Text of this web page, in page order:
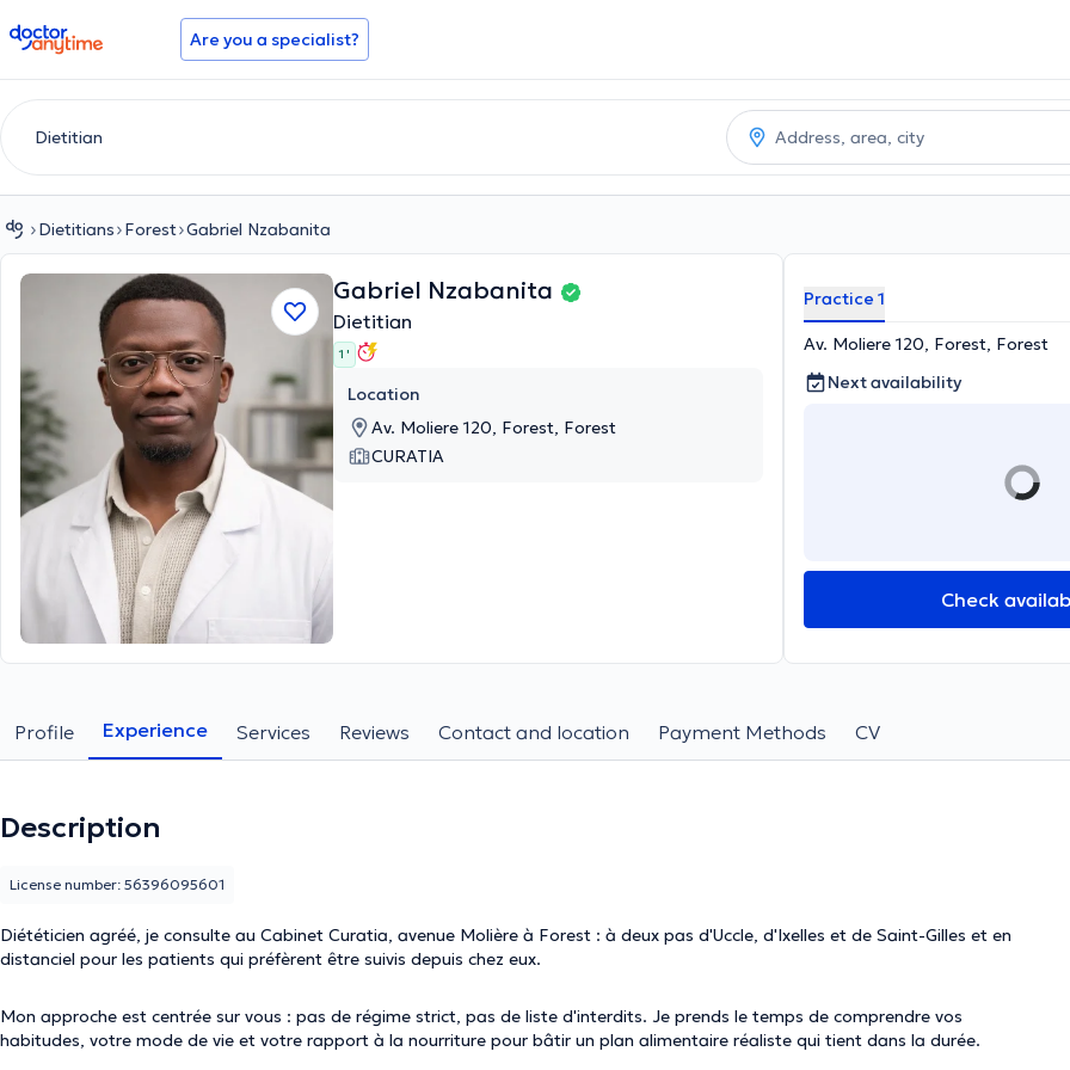
doctoranytime Are you a specialist?
Dietitians Forest Gabriel Nzabanita
Gabriel Nzabanita
Dietitian
1 '
Location
Av. Moliere 120, Forest, Forest
CURATIA
Practice 1
Av. Moliere 120, Forest, Forest
Next availability
Check
Profile Experience Services Reviews Contact and location Payment Methods CV
Description
Diététicien agréé, je consulte au Cabinet Curatia, avenue Molière à Forest : à deux pas d'Uccle, d'Ixelles et de Saint-Gilles et en
distanciel pour les patients qui préfèrent être suivis depuis chez eux.
Mon approche est centrée sur vous : pas de régime strict, pas de liste d'interdits. Je prends le temps de comprendre vos
habitudes, votre mode de vie et votre rapport à la nourriture pour bâtir un plan alimentaire réaliste qui tient dans la durée.
License number: 56396095601